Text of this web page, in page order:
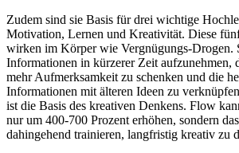
Zudem sind sie Basis für drei wichtige
Motivation, Lernen und Kreativität. Diese
wirken im Körper wie Vergnügungs-Drogen.
Informationen in kürzerer Zeit aufzunehmen,
mehr Aufmerksamkeit zu schenken und die
Informationen mit älteren Ideen zu
ist die Basis des kreativen Denkens. Flow
nur um 400-700 Prozent erhöhen, sondern
dahingehend trainieren, langfristig kreativ zu